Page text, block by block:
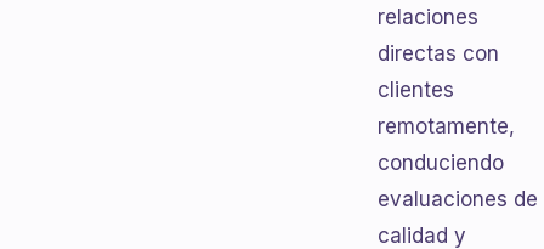
relaciones
directas con
clientes
remotamente,
conduciendo
evaluaciones de
calidad y